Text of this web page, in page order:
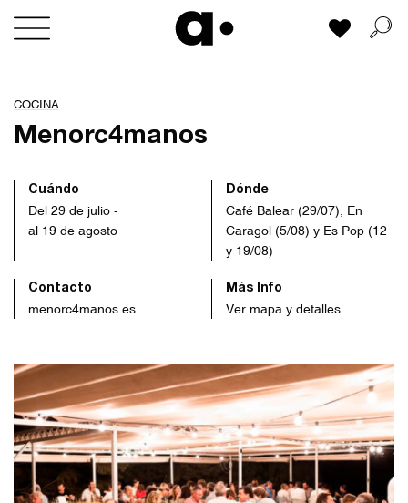
Skip
Mi lista
COCINA
Menorc4manos
Cuándo
Del 29 de julio -
al 19 de agosto
Dónde
Café Balear (29/07), En
Caragol (5/08) y Es Pop (12
y 19/08)
Contacto
menorc4manos.es
Más Info
Ver mapa y detalles